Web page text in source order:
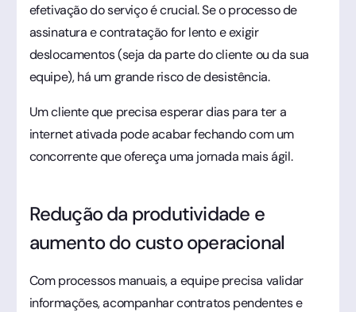
efetivação do serviço é crucial. Se o processo de
assinatura e contratação for lento e exigir
deslocamentos (seja da parte do cliente ou da sua
equipe), há um grande risco de desistência.
Um cliente que precisa esperar dias para ter a
internet ativada pode acabar fechando com um
concorrente que ofereça uma jornada mais ágil.
Redução da produtividade e
aumento do custo operacional
Com processos manuais, a equipe precisa validar
informações, acompanhar contratos pendentes e